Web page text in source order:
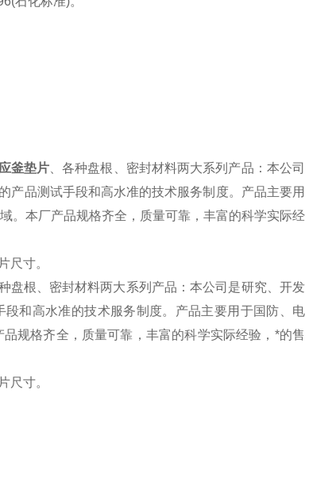
釜垫片、各种盘根、密封材料两大系列产品：本公司
产品测试手段和高水准的技术服务制度。产品主要用
。本厂产品规格齐全，质量可靠，丰富的科学实际经
寸。
根、密封材料两大系列产品：本公司是研究、开发
和高水准的技术服务制度。产品主要用于国防、电
规格齐全，质量可靠，丰富的科学实际经验，*的售
寸。